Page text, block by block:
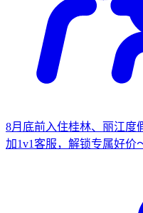
8月底前入住桂林、丽江度
加1v1客服，解锁专属好价